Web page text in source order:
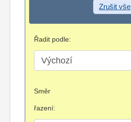
Zrušit vše
Řadit podle:
Směr
řazení: